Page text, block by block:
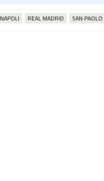
NAPOLI REAL MADRID SAN PAOLO